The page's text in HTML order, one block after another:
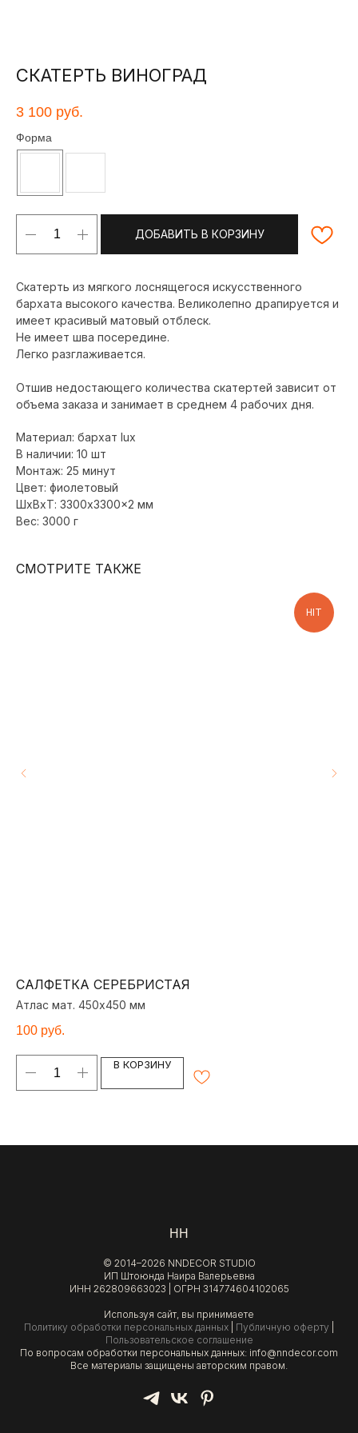
СКАТЕРТЬ ВИНОГРАД
3 100 руб.
Форма
ДОБАВИТЬ В КОРЗИНУ
Скатерть из мягкого лоснящегося искусственного
бархата высокого качества. Великолепно драпируется и
имеет красивый матовый отблеск.
Не имеет шва посередине.
Легко разглаживается.
Отшив недостающего количества скатертей зависит от
объема заказа и занимает в среднем 4 рабочих дня.
Материал: бархат lux
В наличии: 10 шт
Монтаж: 25 минут
Цвет: фиолетовый
ШxВxТ: 3300x3300x2 мм
Вес: 3000 г
СМОТРИТЕ ТАКЖЕ
HIT
САЛФЕТКА СЕРЕБРИСТАЯ
Атлас мат. 450х450 мм
100 руб.
В КОРЗИНУ
НН
© 2014–2026 NNDECOR STUDIO
ИП Штоюнда Наира Валерьевна
ИНН 262809663023 | ОГРН 314774604102065
Используя сайт, вы принимаете
Политику обработки персональных данных
Публичную оферту
Пользовательское соглашение
По вопросам обработки персональных данных: info@nndecor.com
Все материалы защищены авторским правом.